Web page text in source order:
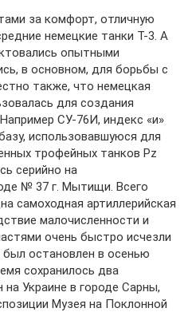
за комфорт, отличную
немецкие танки Т-3. А
опытными
в основном, для борьбы с
также, что немецкая
для создания
СУ-76И, индекс «и»
использовавшуюся для
трофейных танков Pz
серийно на
№ 37 г. Мытищи. Всего
самоходная артиллерийская
малочисленности и
очень быстро исчезли
остановлен в осенью
сохранилось два
Украине в городе Сарны,
Музея на Поклонной